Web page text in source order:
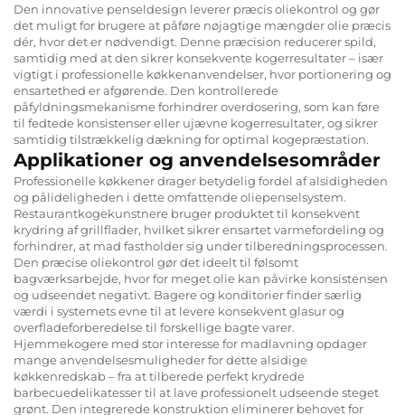
Den innovative penseldesign leverer præcis oliekontrol og gør
det muligt for brugere at påføre nøjagtige mængder olie præcis
dér, hvor det er nødvendigt. Denne præcision reducerer spild,
samtidig med at den sikrer konsekvente kogerresultater – især
vigtigt i professionelle køkkenanvendelser, hvor portionering og
ensartethed er afgørende. Den kontrollerede
påfyldningsmekanisme forhindrer overdosering, som kan føre
til fedtede konsistenser eller ujævne kogerresultater, og sikrer
samtidig tilstrækkelig dækning for optimal kogepræstation.
Applikationer og anvendelsesområder
Professionelle køkkener drager betydelig fordel af alsidigheden
og pålideligheden i dette omfattende oliepenselsystem.
Restaurantkogekunstnere bruger produktet til konsekvent
krydring af grillflader, hvilket sikrer ensartet varmefordeling og
forhindrer, at mad fastholder sig under tilberedningsprocessen.
Den præcise oliekontrol gør det ideelt til følsomt
bagværksarbejde, hvor for meget olie kan påvirke konsistensen
og udseendet negativt. Bagere og konditorier finder særlig
værdi i systemets evne til at levere konsekvent glasur og
overfladeforberedelse til forskellige bagte varer.
Hjemmekogere med stor interesse for madlavning opdager
mange anvendelsesmuligheder for dette alsidige
køkkenredskab – fra at tilberede perfekt krydrede
barbecuedelikatesser til at lave professionelt udseende steget
grønt. Den integrerede konstruktion eliminerer behovet for